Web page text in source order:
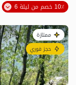
10٪ خصم من ليلة 6
ممتازة
حجز فوري